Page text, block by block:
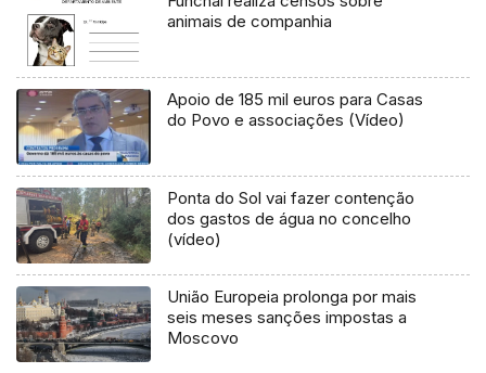
animais de companhia
Apoio de 185 mil euros para Casas
do Povo e associações (Vídeo)
Ponta do Sol vai fazer contenção
dos gastos de água no concelho
(vídeo)
União Europeia prolonga por mais
seis meses sanções impostas a
Moscovo